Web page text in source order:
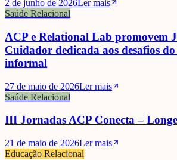
2 de junho de 2026Ler mais
Saúde Relacional
ACP e Relational Lab promovem
Cuidador dedicada aos desafios
informal
27 de maio de 2026Ler mais
Saúde Relacional
III Jornadas ACP Conecta –
21 de maio de 2026Ler mais
Educação Relacional